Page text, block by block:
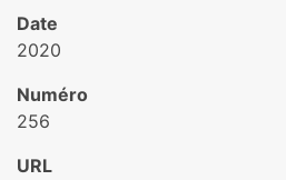
Date
2020
Numéro
256
URL